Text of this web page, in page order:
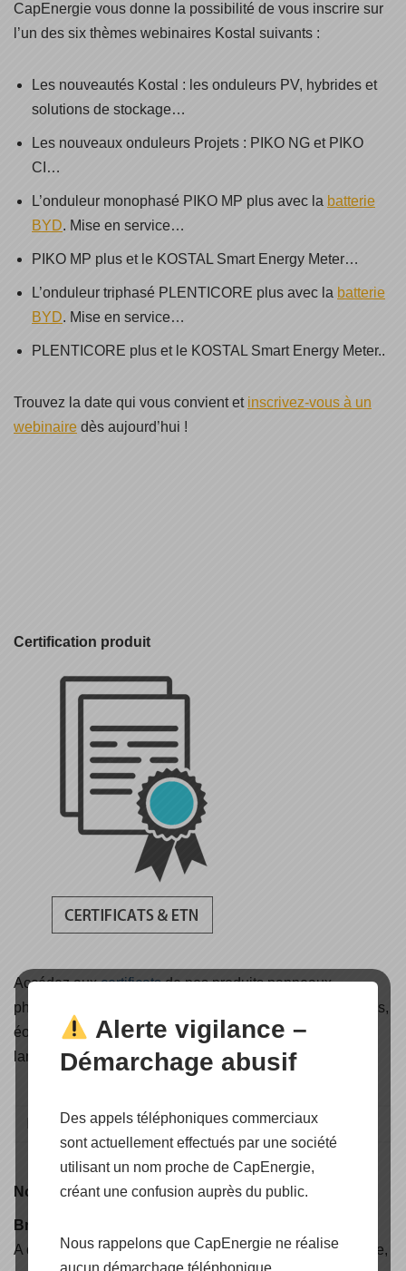
CapEnergie vous donne la possibilité de vous inscrire sur
l’un des six thèmes webinaires Kostal suivants :
Les nouveautés Kostal : les onduleurs PV, hybrides et
solutions de stockage…
Les nouveaux onduleurs Projets : PIKO NG et PIKO
CI…
L’onduleur monophasé PIKO MP plus avec la batterie
BYD. Mise en service…
PIKO MP plus et le KOSTAL Smart Energy Meter…
L’onduleur triphasé PLENTICORE plus avec la batterie
BYD. Mise en service…
PLENTICORE plus et le KOSTAL Smart Energy Meter..
Trouvez la date qui vous convient et inscrivez-vous à un
webinaire dès aujourd’hui !
Certification produit
Accédez auxcertificatsde nos produits panneaux
photovoltaïques, onduleurs, structures de pose et fixations,
éoliennes, solaire thermique, câbles solaire, éclairage et
lampadaires solaire.
Nouveauté
Brochure CAPENERGIE 2025
A découvrir, nos nouvelles solutions d'électrification rurale,
Alerte vigilance –
Démarchage abusif
Des appels téléphoniques commerciaux
sont actuellement effectués par une société
utilisant un nom proche de CapEnergie,
créant une confusion auprès du public.
Nous rappelons que CapEnergie ne réalise
aucun démarchage téléphonique